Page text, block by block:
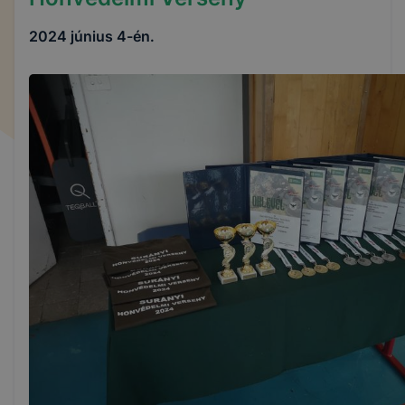
2024 június 4-én.
és általánosságban megkönnyítik a honlapok
használatát.
személyes adatokat, így ezekkel Önt beazonosítani
nem lehet.
Az IKK Innovatív Képzéstámogató Központ Zrt.
milyen célból és milyen cookie-kat használ?
Jobb felhasználói élmény biztosítása
(információ gyűjtése azzal kapcsolatban,
hogyan használja Ön a honlapot és a honlap
melyik részeit látogatja leginkább)
Honlap fejlesztése
Ezek a cookie-k ahhoz szükségesek, hogy a